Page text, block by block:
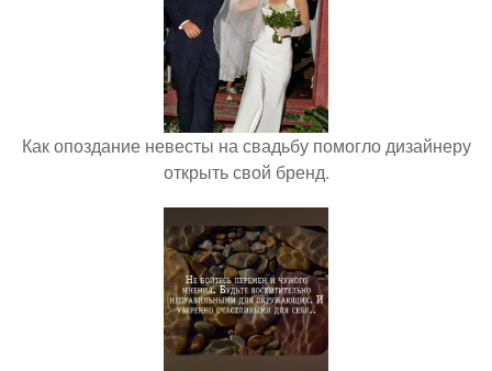
Как опоздание невесты на свадьбу помогло дизайнеру
открыть свой бренд.